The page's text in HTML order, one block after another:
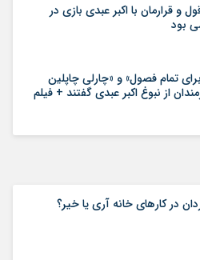
و قرارمان با اکبر عبدی بازی در
بود
تمام فصول» و «چارلی چاپلین
از نبوغ اکبر عبدی گفتند + فیلم
در کارهای خانه آری یا خیر؟